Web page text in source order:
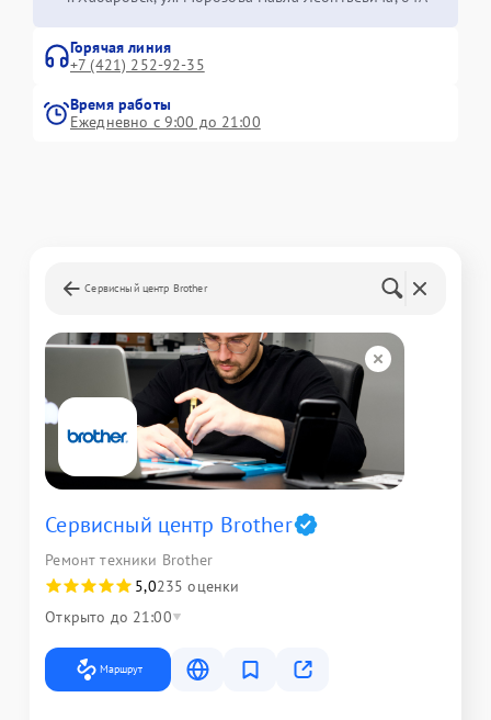
Горячая линия
+7 (421) 252-92-35
Время работы
Ежедневно с 9:00 до 21:00
Сервисный центр Brother
Сервисный центр Brother
Ремонт техники Brother
5,0235 оценки
Открыто до 21:00
Маршрут